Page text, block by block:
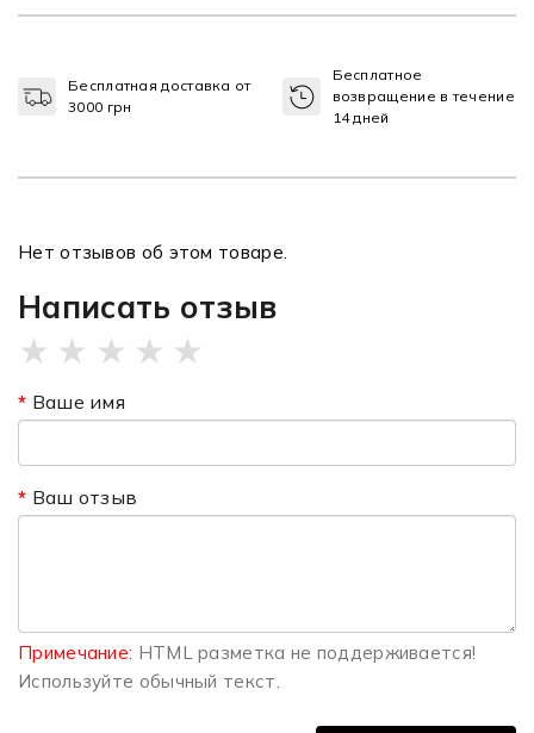
Бесплатная доставка от
3000 грн
Бесплатное
возвращение в течение
14 дней
Нет отзывов об этом товаре.
Написать отзыв
★ ★ ★ ★ ★
Ваше имя
Ваш отзыв
Примечание: HTML разметка не поддерживается!
Используйте обычный текст.